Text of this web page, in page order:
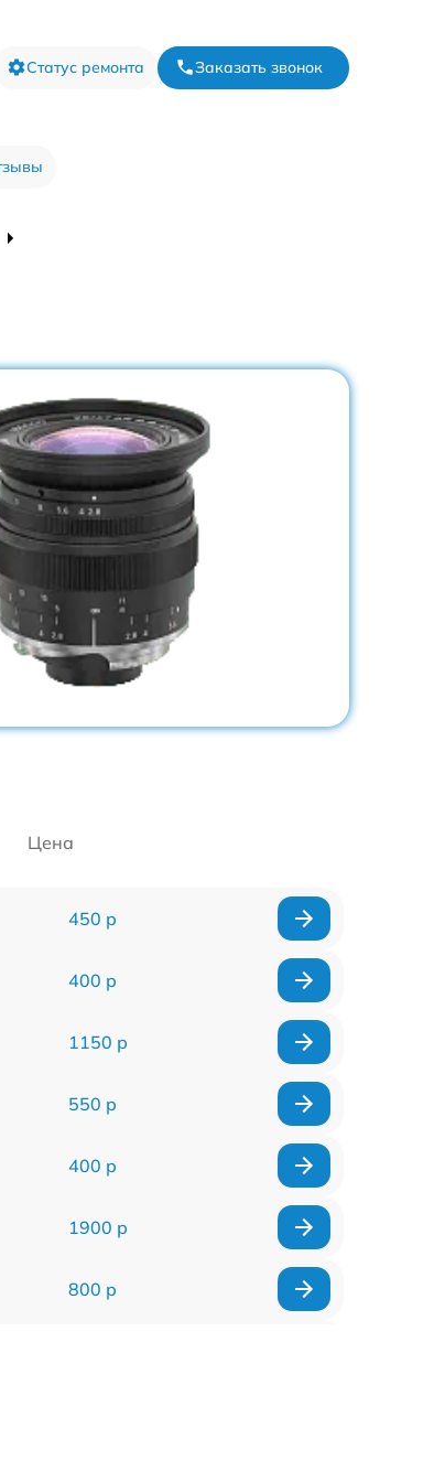
Статус ремонта Заказать звонок
Цена
450 р
400 р
1150 р
550 р
400 р
1900 р
800 р